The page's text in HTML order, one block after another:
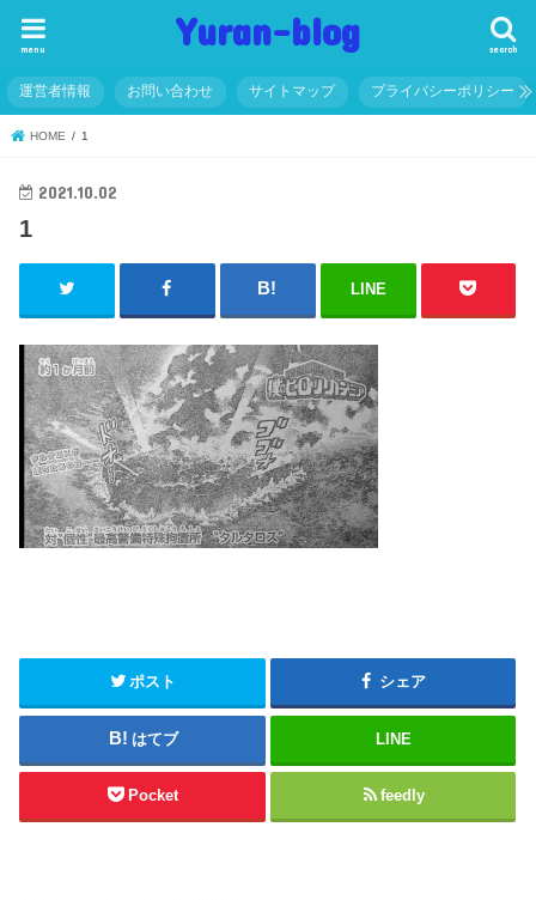
Yuran-blog search
menu
運営者情報 お問い合わせ サイトマップ プライバシーポリシー
HOME 1
2021.10.02
1
LINE
ポスト シェア
はてブ LINE
Pocket feedly